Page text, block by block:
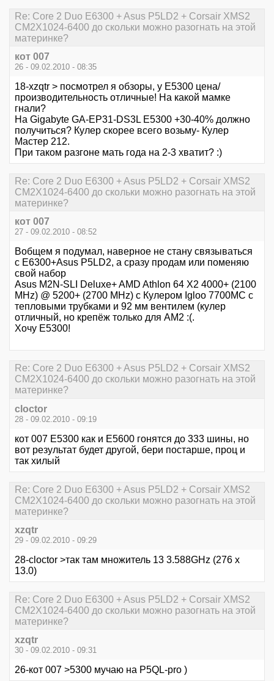
Re: Core 2 Duo E6300 + Asus P5LD2 + Corsair XMS2
CM2X1024-6400 до скольки можно разогнать на этой
материнке?
кот 007
26 - 09.02.2010 - 08:35
18-xzqtr > посмотрел я обзоры, у E5300 цена/
производительность отличные! На какой мамке
гнали?
На Gigabyte GA-EP31-DS3L E5300 +30-40% должно
получиться? Кулер скорее всего возьму- Кулер
Мастер 212.
При таком разгоне мать года на 2-3 хватит? :)
Re: Core 2 Duo E6300 + Asus P5LD2 + Corsair XMS2
CM2X1024-6400 до скольки можно разогнать на этой
материнке?
кот 007
27 - 09.02.2010 - 08:52
Вобщем я подумал, наверное не стану связываться
с Е6300+Asus P5LD2, а сразу продам или поменяю
свой набор
Asus M2N-SLI Deluxe+ AMD Athlon 64 X2 4000+ (2100
MHz) @ 5200+ (2700 MHz) с Кулером Igloo 7700MC с
тепловыми трубками и 92 мм вентилем (кулер
отличный, но крепёж только для АМ2 :(.
Хочу E5300!
Re: Core 2 Duo E6300 + Asus P5LD2 + Corsair XMS2
CM2X1024-6400 до скольки можно разогнать на этой
материнке?
cloctor
28 - 09.02.2010 - 09:19
кот 007 Е5300 как и Е5600 гонятся до 333 шины, но
вот результат будет другой, бери постарше, проц и
так хилый
Re: Core 2 Duo E6300 + Asus P5LD2 + Corsair XMS2
CM2X1024-6400 до скольки можно разогнать на этой
материнке?
xzqtr
29 - 09.02.2010 - 09:29
28-cloctor >так там множитель 13 3.588GHz (276 x
13.0)
Re: Core 2 Duo E6300 + Asus P5LD2 + Corsair XMS2
CM2X1024-6400 до скольки можно разогнать на этой
материнке?
xzqtr
30 - 09.02.2010 - 09:31
26-кот 007 >5300 мучаю на P5QL-pro )